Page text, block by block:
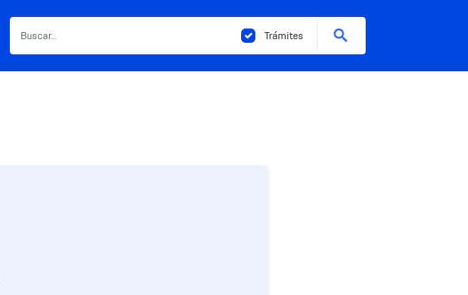
Trámites